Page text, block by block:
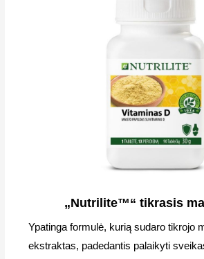
„Nutrilite™“ tikrasis
Ypatinga formulė, kurią sudaro tikrojo
ekstraktas, padedantis palaikyti